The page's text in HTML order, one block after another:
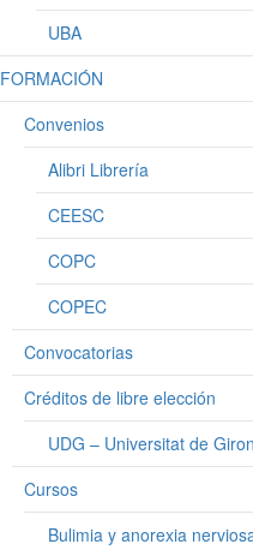
UBA
FORMACIÓN
Convenios
Alibri Librería
CEESC
COPC
COPEC
Convocatorias
Créditos de libre elección
UDG – Universitat de
Cursos
Bulimia y anorexia